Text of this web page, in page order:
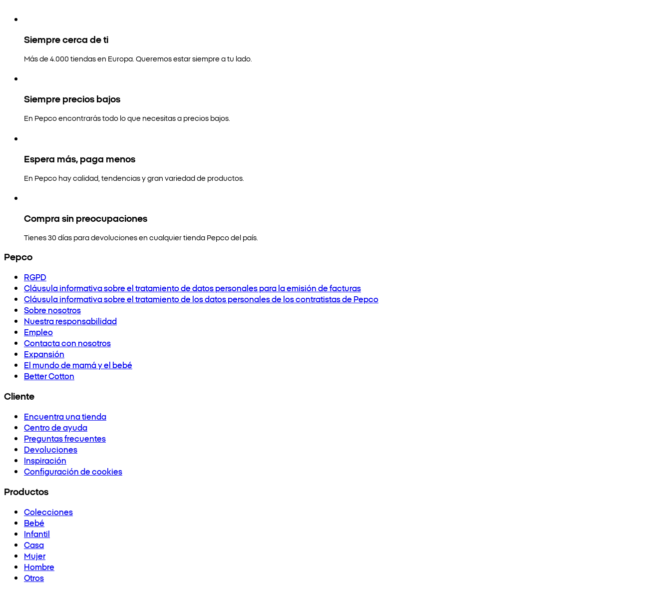
Siempre cerca de ti
Más de 4.000 tiendas en Europa. Queremos estar siempre a tu lado.
Siempre precios bajos
En Pepco encontrarás todo lo que necesitas a precios bajos.
Espera más, paga menos
En Pepco hay calidad, tendencias y gran variedad de productos.
Compra sin preocupaciones
Tienes 30 días para devoluciones en cualquier tienda Pepco del país.
Pepco
RGPD
Cláusula informativa sobre el tratamiento de datos personales para la emisión de facturas
Cláusula informativa sobre el tratamiento de los datos personales de los contratistas de Pepco
Sobre nosotros
Nuestra responsabilidad
Empleo
Contacta con nosotros
Expansión
El mundo de mamá y el bebé
Better Cotton
Cliente
Encuentra una tienda
Centro de ayuda
Preguntas frecuentes
Devoluciones
Inspiración
Configuración de cookies
Productos
Colecciones
Bebé
Infantil
Casa
Mujer
Hombre
Otros